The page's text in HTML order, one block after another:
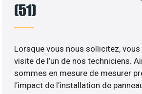
(51)
Lorsque vous nous sollicitez,
visite de l’un de nos techniciens.
sommes en mesure de mesurer
l’impact de l’installation de